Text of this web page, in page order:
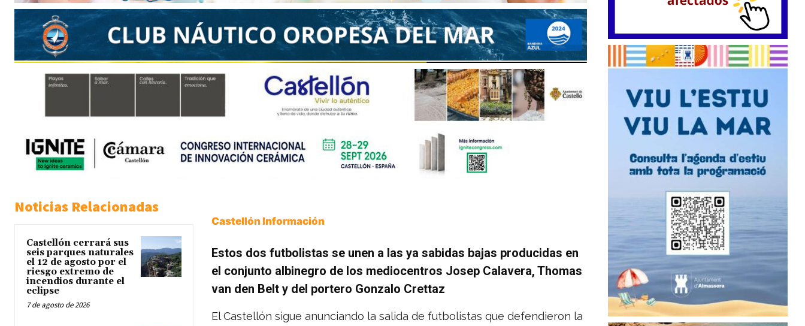
Noticias Relacionadas
Castellón cerrará sus
seis parques naturales
el 12 de agosto por el
riesgo extremo de
incendios durante el
eclipse
7 de agosto de 2026
Castellón Información
Estos dos futbolistas se unen a las ya sabidas bajas producidas en
el conjunto albinegro de los mediocentros Josep Calavera, Thomas
van den Belt y del portero Gonzalo Crettaz
El Castellón sigue anunciando la salida de futbolistas que defendieron la